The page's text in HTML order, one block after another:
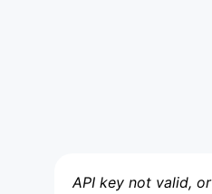
API key not valid, or